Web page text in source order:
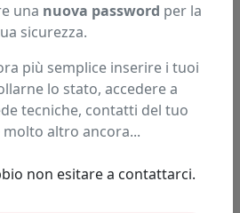
una nuova password per la
sicurezza.
più semplice inserire i tuoi
lo stato, accedere a
tecniche, contatti del tuo
molto altro ancora...
non esitare a contattarci.